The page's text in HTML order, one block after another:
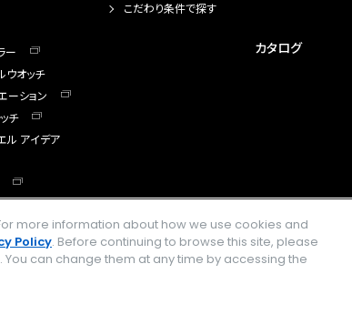
ー
ウオッチ
ーション
チ
ル アイデア
こだわり条件で探す
カタログ
more information about how we use cookies and
Policy. Before continuing to browse this site, please
can change them at any time by accessing the